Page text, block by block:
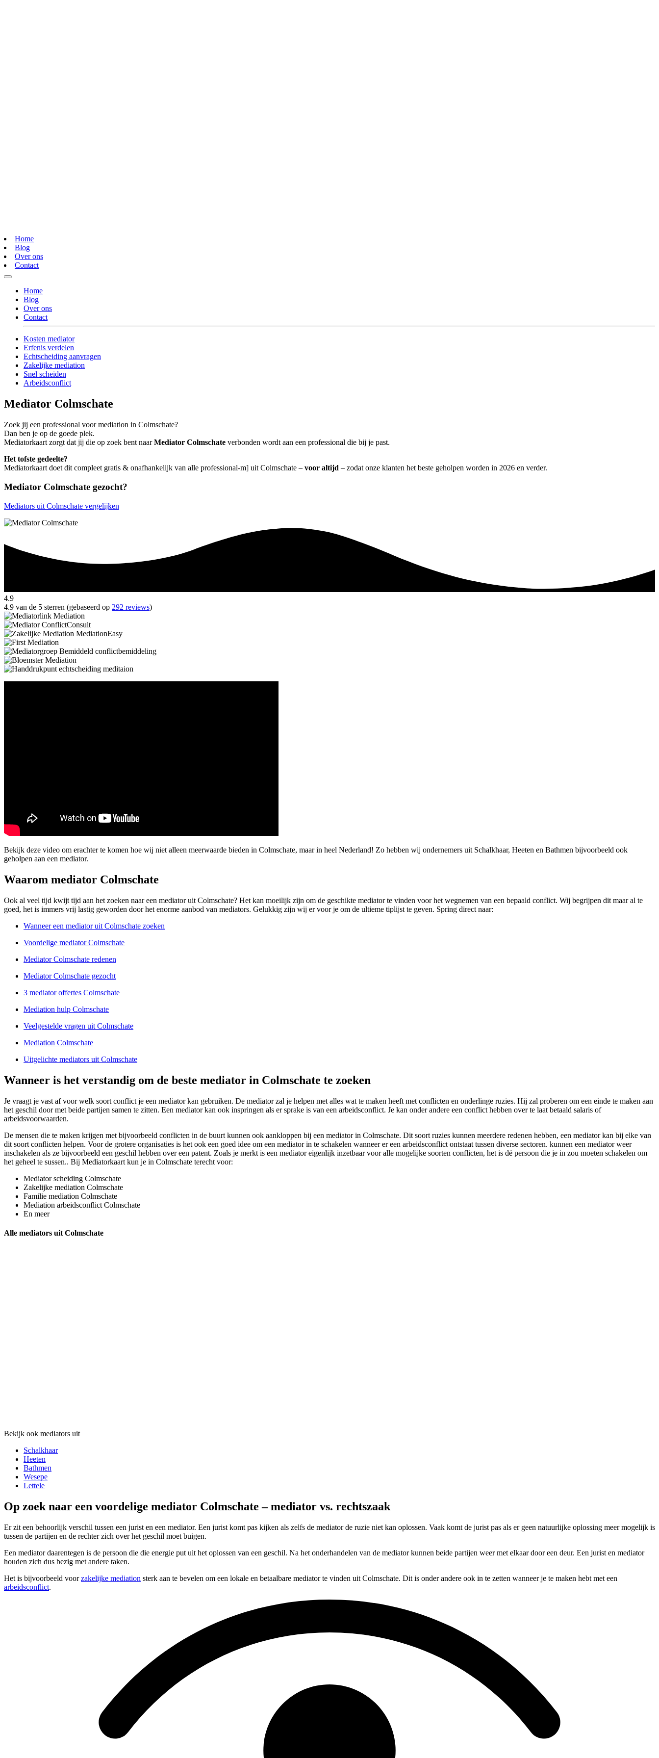
Home
Blog
Over ons
Contact
Home
Blog
Over ons
Contact
Kosten mediator
Erfenis verdelen
Echtscheiding aanvragen
Zakelijke mediation
Snel scheiden
Arbeidsconflict
Mediator Colmschate
Zoek jij een professional voor mediation in Colmschate?
Dan ben je op de goede plek.
Mediatorkaart zorgt dat jij die op zoek bent naarMediator Colmschate verbonden wordt aan een professional die bij je past.
Het tofste gedeelte?
Mediatorkaart doet dit compleet gratis & onafhankelijk van alle professional-m] uit Colmschate – voor altijd – zodat onze klanten het beste geholpen worden in 2026 en verder.
Mediator Colmschate gezocht?
Mediators uit Colmschate vergelijken
4.9
4.9 van de 5 sterren (gebaseerd op 292 reviews)
Bekijk deze video om erachter te komen hoe wij niet alleen meerwaarde bieden in Colmschate, maar in heel Nederland! Zo hebben wij ondernemers uit Schalkhaar, Heeten en Bathmen bijvoorbeeld ook
geholpen aan een mediator.
Waarom mediator Colmschate
Ook al veel tijd kwijt tijd aan het zoeken naar een mediator uit Colmschate? Het kan moeilijk zijn om de geschikte mediator te vinden voor het wegnemen van een bepaald conflict. Wij begrijpen dit maar al te
goed, het is immers vrij lastig geworden door het enorme aanbod van mediators. Gelukkig zijn wij er voor je om de ultieme tiplijst te geven. Spring direct naar:
Wanneer een mediator uit Colmschate zoeken
Voordelige mediator Colmschate
Mediator Colmschate redenen
Mediator Colmschate gezocht
3 mediator offertes Colmschate
Mediation hulp Colmschate
Veelgestelde vragen uit Colmschate
Mediation Colmschate
Uitgelichte mediators uit Colmschate
Wanneer is het verstandig om de beste mediator in Colmschate te zoeken
Je vraagt je vast af voor welk soort conflict je een mediator kan gebruiken. De mediator zal je helpen met alles wat te maken heeft met conflicten en onderlinge ruzies. Hij zal proberen om een einde te maken aan
het geschil door met beide partijen samen te zitten. Een mediator kan ook inspringen als er sprake is van een arbeidsconflict. Je kan onder andere een conflict hebben over te laat betaald salaris of
arbeidsvoorwaarden.
De mensen die te maken krijgen met bijvoorbeeld conflicten in de buurt kunnen ook aankloppen bij een mediator in Colmschate. Dit soort ruzies kunnen meerdere redenen hebben, een mediator kan bij elke van
dit soort conflicten helpen. Voor de grotere organisaties is het ook een goed idee om een mediator in te schakelen wanneer er een arbeidsconflict ontstaat tussen diverse sectoren. kunnen een mediator weer
inschakelen als ze bijvoorbeeld een geschil hebben over een patent. Zoals je merkt is een mediator eigenlijk inzetbaar voor alle mogelijke soorten conflicten, het is dé persoon die je in zou moeten schakelen om
het geheel te sussen.. Bij Mediatorkaart kun je in Colmschate terecht voor:
Mediator scheiding Colmschate
Zakelijke mediation Colmschate
Familie mediation Colmschate
Mediation arbeidsconflict Colmschate
En meer
Alle mediators uit Colmschate
Bekijk ook mediators uit
Schalkhaar
Heeten
Bathmen
Wesepe
Lettele
Op zoek naar een voordelige mediator Colmschate – mediator vs. rechtszaak
Er zit een behoorlijk verschil tussen een jurist en een mediator. Een jurist komt pas kijken als zelfs de mediator de ruzie niet kan oplossen. Vaak komt de jurist pas als er geen natuurlijke oplossing meer mogelijk is
tussen de partijen en de rechter zich over het geschil moet buigen.
Een mediator daarentegen is de persoon die die energie put uit het oplossen van een geschil. Na het onderhandelen van de mediator kunnen beide partijen weer met elkaar door een deur. Een jurist en mediator
houden zich dus bezig met andere taken.
Het is bijvoorbeeld voorzakelijke mediation sterk aan te bevelen om een lokale en betaalbare mediator te vinden uit Colmschate. Dit is onder andere ook in te zetten wanneer je te maken hebt met een
arbeidsconflict.